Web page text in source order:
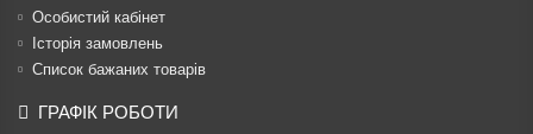
Особистий кабінет
Історія замовлень
Список бажаних товарів
ГРАФІК РОБОТИ